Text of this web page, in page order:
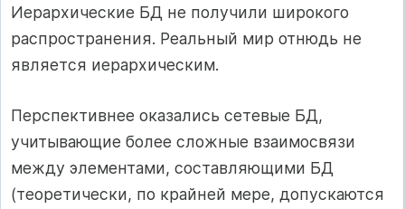
Иерархические БД не получили широкого
распространения. Реальный мир отнюдь не
является иерархическим.
Перспективнее оказались сетевые БД,
учитывающие более сложные взаимосвязи
между элементами, составляющими БД
(теоретически, по крайней мере, допускаются